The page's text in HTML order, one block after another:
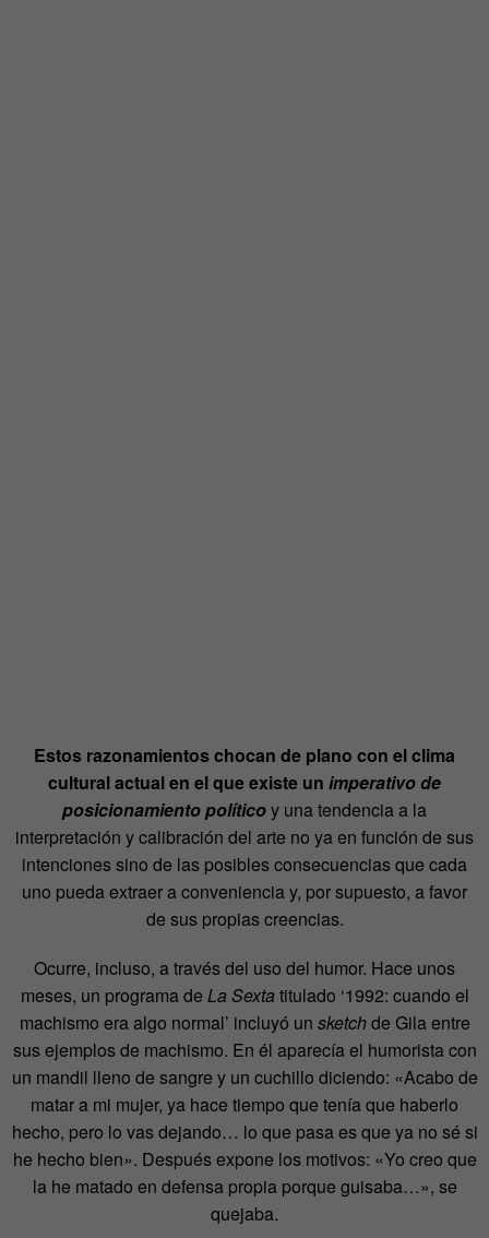
Estos razonamientos chocan de plano con el clima
cultural actual en el que existe un imperativo de
posicionamientopolíticoy una tendencia a la
interpretación y calibración del arte no ya en función de sus
intenciones sino de las posibles consecuencias que cada
uno pueda extraer a conveniencia y, por supuesto, a favor
de sus propias creencias.
Ocurre, incluso, a través del uso del humor. Hace unos
meses, un programa de La Sexta titulado ‘1992: cuando el
machismo era algo normal’ incluyó un sketchde Gila entre
sus ejemplos de machismo. En él aparecía el humorista con
un mandil lleno de sangre y un cuchillo diciendo: «Acabo de
matar a mi mujer, ya hace tiempo que tenía que haberlo
hecho, pero lo vas dejando… lo que pasa es que ya no sé si
he hecho bien». Después expone los motivos: «Yo creo que
la he matado en defensa propia porque guisaba…», se
quejaba.